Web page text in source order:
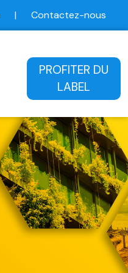
| Contactez-nous
PROFITER DU
LABEL